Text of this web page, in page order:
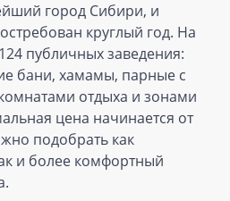
город Сибири, и
круглый год. На
публичных заведения:
бани, хамамы, парные с
отдыха и зонами
цена начинается от
подобрать как
и более комфортный